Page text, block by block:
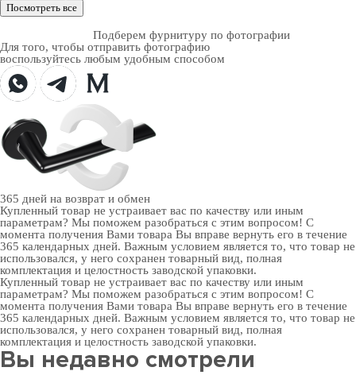
Посмотреть все
Подберем фурнитуру по фотографии
Для того, чтобы отправить фотографию
воспользуйтесь любым удобным способом
365 дней на возврат и обмен
Купленный товар не устраивает вас по качеству или иным
параметрам? Мы поможем разобраться с этим вопросом! С
момента получения Вами товара Вы вправе вернуть его в течение
365 календарных дней. Важным условием является то, что товар не
использовался, у него сохранен товарный вид, полная
комплектация и целостность заводской упаковки.
Купленный товар не устраивает вас по качеству или иным
параметрам? Мы поможем разобраться с этим вопросом! С
момента получения Вами товара Вы вправе вернуть его в течение
365 календарных дней. Важным условием является то, что товар не
использовался, у него сохранен товарный вид, полная
комплектация и целостность заводской упаковки.
Вы недавно смотрели